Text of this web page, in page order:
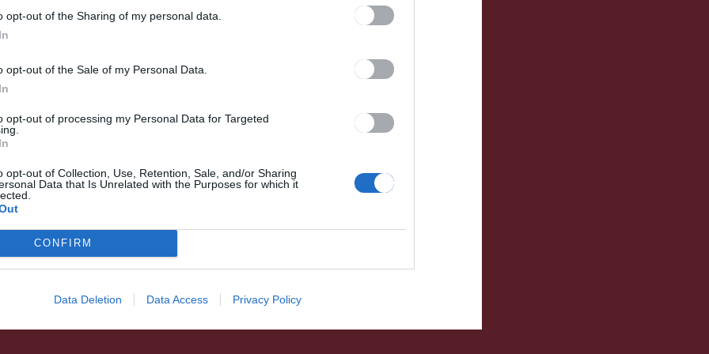
opt-out of the Sharing of my personal data.
opt-out of the Sale of my Personal Data.
opt-out of processing my Personal Data for Targeted
opt-out of Collection, Use, Retention, Sale, and/or Sharing
Data that Is Unrelated with the Purposes for which it
CONFIRM
Data Deletion Data Access Privacy Policy
Tehetségkutató és